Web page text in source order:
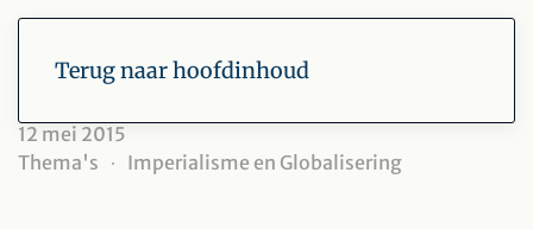
Terug naar hoofdinhoud
12 mei 2015
Thema's
Imperialisme en Globalisering